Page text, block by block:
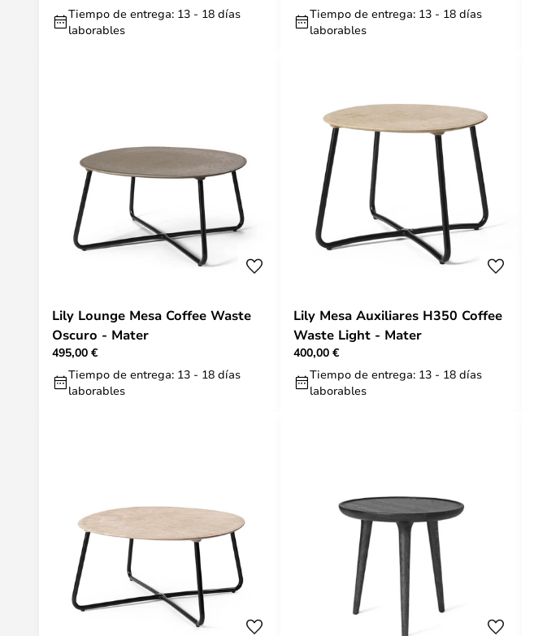
Tiempo de entrega: 13 - 18 días
laborables
Tiempo de entrega: 13 - 18 días
laborables
Lily Lounge Mesa Coffee Waste
Oscuro - Mater
495,00 €
Tiempo de entrega: 13 - 18 días
laborables
Lily Mesa Auxiliares H350 Coffee
Waste Light - Mater
400,00 €
Tiempo de entrega: 13 - 18 días
laborables